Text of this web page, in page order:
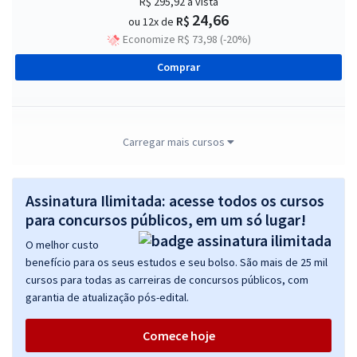
ou 12x de R$ 24,66
Economize R$ 73,98 (-20%)
Comprar
SES MT - Secretaria de Estado de Saúde de Mato Grosso -
R$ 423,84à vista
ou 12x de R$35,32
Economize R$ 105,96 (-20%)
Comprar
SES MT - Secretaria de Estado de Saúde de Mato Grosso -
Conhecimentos Básicos para os Cargos de Nível Superior
Carregar mais cursos
Assinatura Ilimitada: acesse todos os cursos
para concursos públicos, em um só lugar!
O melhor custo
benefício para os seus estudos e seu bolso. São mais de 25 mil
cursos para todas as carreiras de concursos públicos, com
garantia de atualização pós-edital.
Comece hoje